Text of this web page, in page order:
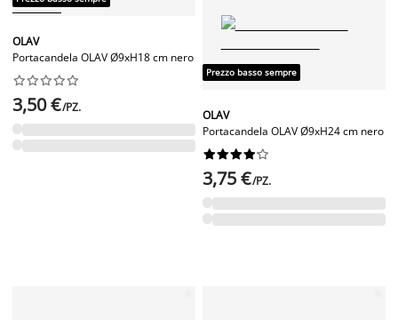
OLAV
Portacandela OLAV Ø9xH18 cm nero






3,50 €/PZ.
Prezzo basso sempre
OLAV
Portacandela OLAV Ø9xH24 cm nero






3,75 €/PZ.